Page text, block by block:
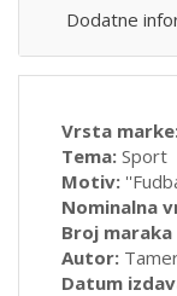
Dodatne
Vrsta
Tema: Sport
Motiv:
Nominalna
Broj
Autor:
Datum